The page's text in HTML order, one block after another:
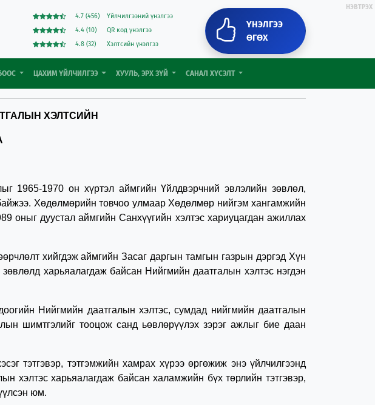
4.7 (456)
Үйлчилгээний үнэлгээ
4.4 (10)
QR код үнэлгээ
4.8 (32)
Хэлтсийн үнэлгээ
ҮНЭЛГЭЭ
ӨГӨХ
НЭВТРЭХ
ЦАХИМ ҮЙЛЧИЛГЭЭ ХУУЛЬ, ЭРХ ЗҮЙ САНАЛ ХҮСЭЛТ
ХЭЛТСИЙН
1970 он хүртэл аймгийн Үйлдвэрчний эвлэлийн зөвлөл,
Хөдөлмөрийн товчоо улмаар Хөдөлмөр нийгэм хангамжийн
оныг дуустал аймгийн Санхүүгийн хэлтэс хариуцагдан ажиллах
хийгдэж аймгийн Засаг даргын тамгын газрын дэргэд Хүн
харьяалагдаж байсан Нийгмийн даатгалын хэлтэс нэгдэн
Нийгмийн даатгалын хэлтэс, сумдад нийгмийн даатгалын
шимтгэлийг тооцож санд ьөвлөрүүлэх зэрэг ажлыг бие даан
тэтгэмжийн хамрах хүрээ өргөжиж энэ үйлчилгээнд
хэлтэс харьяалагдаж байсан халамжийн бүх төрлийн тэтгэвэр,
юм.